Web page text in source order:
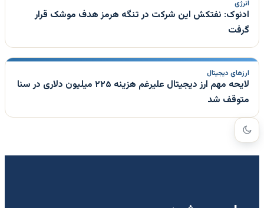
انرژی
ادنوک: نفتکش این شرکت در تنگه هرمز هدف موشک قرار
گرفت
ارزهای دیجیتال
لایحه مهم ارز دیجیتال علیرغم هزینه ۲۲۵ میلیون دلاری در سنا
متوقف شد